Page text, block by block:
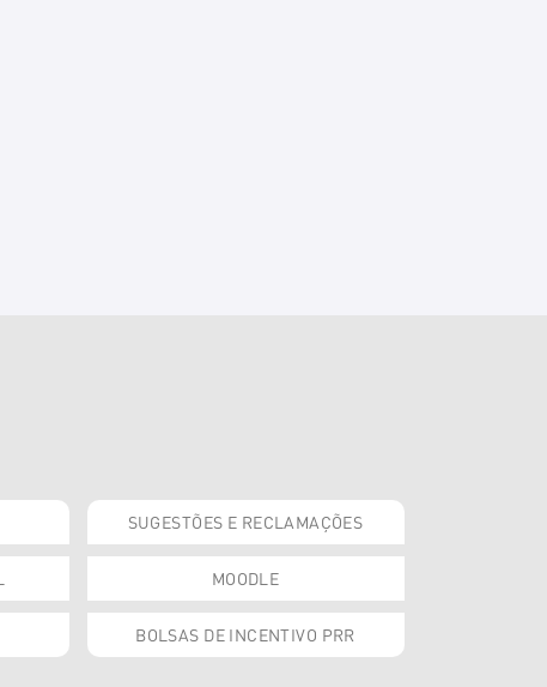
SUGESTÕES E RECLAMAÇÕES
MOODLE
BOLSAS DE INCENTIVO PRR